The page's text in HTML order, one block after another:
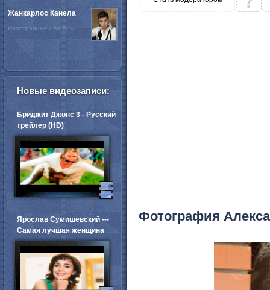
Фотография
Жанкарлос Канела
Иностранные / Актёры
Новые видеозаписи:
Бриджит Джонс 3 - Русский
трейлер (HD)
Ярослав Сумишевский ---
Самая лучшая женщина